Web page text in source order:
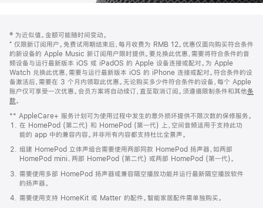
页
页
脚
注
‡ 为近似值。金额可能随时间变动。
⁺ 仅限新订阅用户。免费试用期结束后，每月收费为 RMB 12。优惠仅面向购买符合条件
的新设备的 Apple Music 新订阅用户限时提供。要兑换此优惠，需要将符合条件的音
频设备与运行最新版本 iOS 或 iPadOS 的 Apple 设备连接或配对。为 Apple
Watch 兑换此优惠，需要与运行最新版本 iOS 的 iPhone 连接或配对。符合条件的设
备激活后，需要在 3 个月内领取此优惠。无论购买多少件符合条件的设备，每个 Apple
账户仅可享受一次优惠。会员方案将自动续订，直至取消订阅。须遵循限制条件和其他条
款。
窗
口
中
打
开)
** AppleCare+ 服务计划可为使用过程中发生的意外损坏提供不限次数的保修服务。
在 HomePod (第二代) 和 HomePod (第一代) 上，空间音频适用于支持此功
能的 app 中的兼容内容。并非所有内容都支持杜比全景声。
组建 HomePod 立体声组合需要使用两部同款 HomePod 扬声器，如两部
HomePod mini、两部 HomePod (第二代) 或两部 HomePod (第一代)。
需要使用多部 HomePod 扬声器或兼容隔空播放功能并运行最新隔空播放软件
的扬声器。
需要使用支持 HomeKit 或 Matter 的配件。智能家居配件需单独购买。